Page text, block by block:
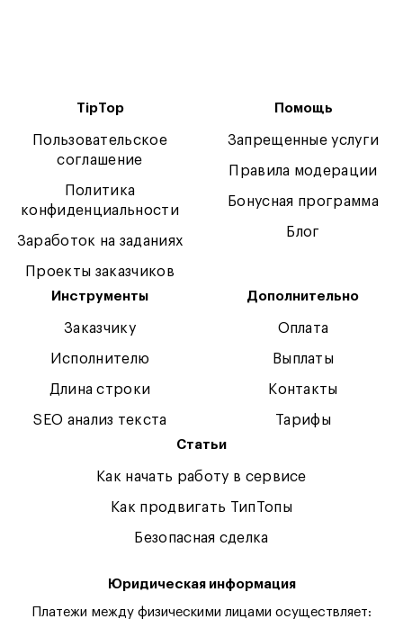
TipTop
Пользовательское
соглашение
Политика
конфиденциальности
Заработок на заданиях
Проекты заказчиков
Помощь
Запрещенные услуги
Правила модерации
Бонусная программа
Блог
Инструменты
Заказчику
Исполнителю
Длина строки
SEO анализ текста
Дополнительно
Оплата
Выплаты
Контакты
Тарифы
Статьи
Как начать работу в сервисе
Как продвигать ТипТопы
Безопасная сделка
Юридическая информация
Платежи между физическими лицами осуществляет: